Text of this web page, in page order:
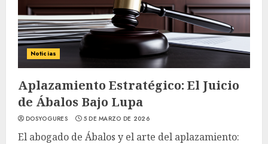
Noticias
Aplazamiento Estratégico: El Juicio
de Ábalos Bajo Lupa
DOSYOGURES 5 DE MARZO DE 2026
El abogado de Ábalos y el arte del aplazamiento: